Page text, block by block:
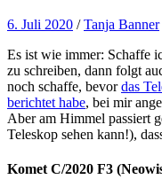
6. Juli 2020 /Tanja Banner
Es ist wie immer: Schaffe
zu schreiben, dann folgt
noch schaffe, bevordas
berichtet habe, bei mir
Aber am Himmel passiert
Teleskop sehen kann!),
Komet C/2020 F3